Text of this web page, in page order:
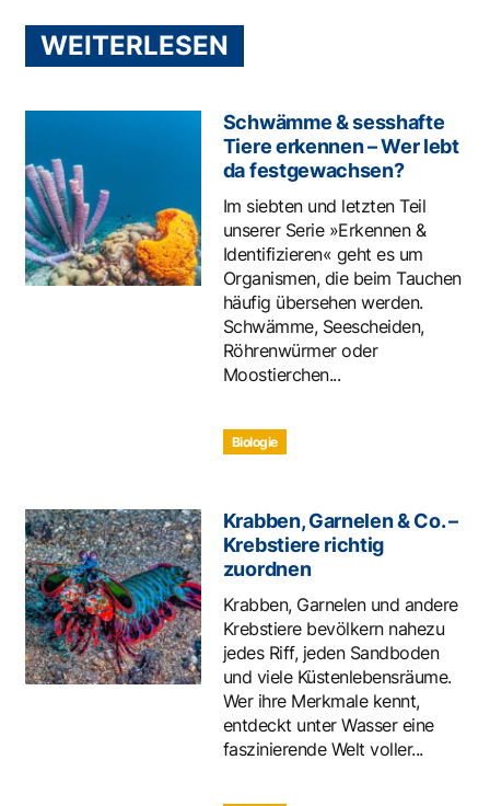
WEITERLESEN
Schwämme & sesshafte
Tiere erkennen – Wer lebt
da festgewachsen?
Im siebten und letzten Teil
unserer Serie »Erkennen &
Identifizieren« geht es um
Organismen, die beim Tauchen
häufig übersehen werden.
Schwämme, Seescheiden,
Röhrenwürmer oder
Moostierchen...
Biologie
Krabben, Garnelen & Co. –
Krebstiere richtig
zuordnen
Krabben, Garnelen und andere
Krebstiere bevölkern nahezu
jedes Riff, jeden Sandboden
und viele Küstenlebensräume.
Wer ihre Merkmale kennt,
entdeckt unter Wasser eine
faszinierende Welt voller...